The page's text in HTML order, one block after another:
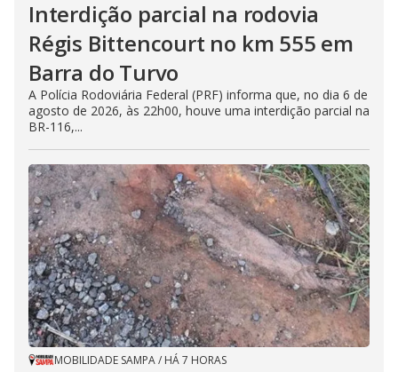
Interdição parcial na rodovia
Régis Bittencourt no km 555 em
Barra do Turvo
A Polícia Rodoviária Federal (PRF) informa que, no dia 6 de
agosto de 2026, às 22h00, houve uma interdição parcial na
BR-116,...
MOBILIDADE SAMPA/ HÁ 7 HORAS